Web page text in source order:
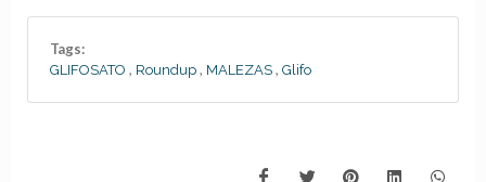
Tags:
GLIFOSATO , Roundup , MALEZAS , Glifo